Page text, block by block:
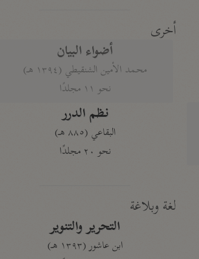
أخرى
أضواء البيان
محمد الأمين الشنقيطي (١٣٩٤ هـ)
نحو ١١ مجلدًا
نظم الدرر
البقاعي (٨٨٥ هـ)
نحو ٢٠ مجلدًا
لغة وبلاغة
التحرير والتنوير
ابن عاشور (١٣٩٣ هـ)